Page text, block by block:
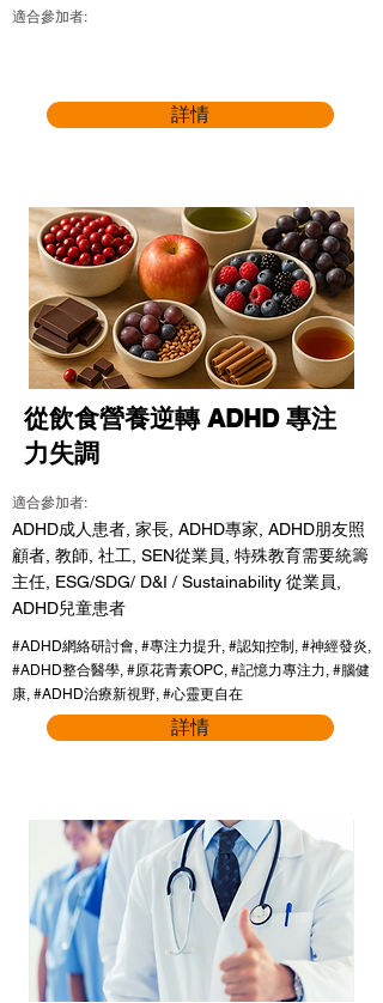
適合參加者:
詳情
從飲食營養逆轉 ADHD 專注
力失調
適合參加者:
ADHD成人患者, 家長, ADHD專家, ADHD朋友照
顧者, 教師, 社工, SEN從業員, 特殊教育需要統籌
主任, ESG/SDG/ D&I / Sustainability 從業員,
ADHD兒童患者
#ADHD網絡研討會, #專注力提升, #認知控制, #神經發炎,
#ADHD整合醫學, #原花青素OPC, #記憶力專注力, #腦健
康, #ADHD治療新視野, #心靈更自在
詳情